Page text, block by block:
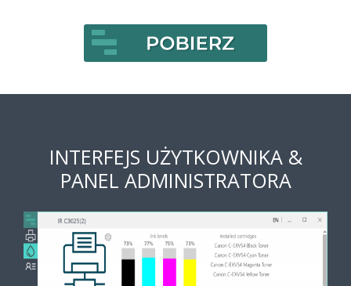
INTERFEJS UŻYTKOWNIKA &
PANEL ADMINISTRATORA